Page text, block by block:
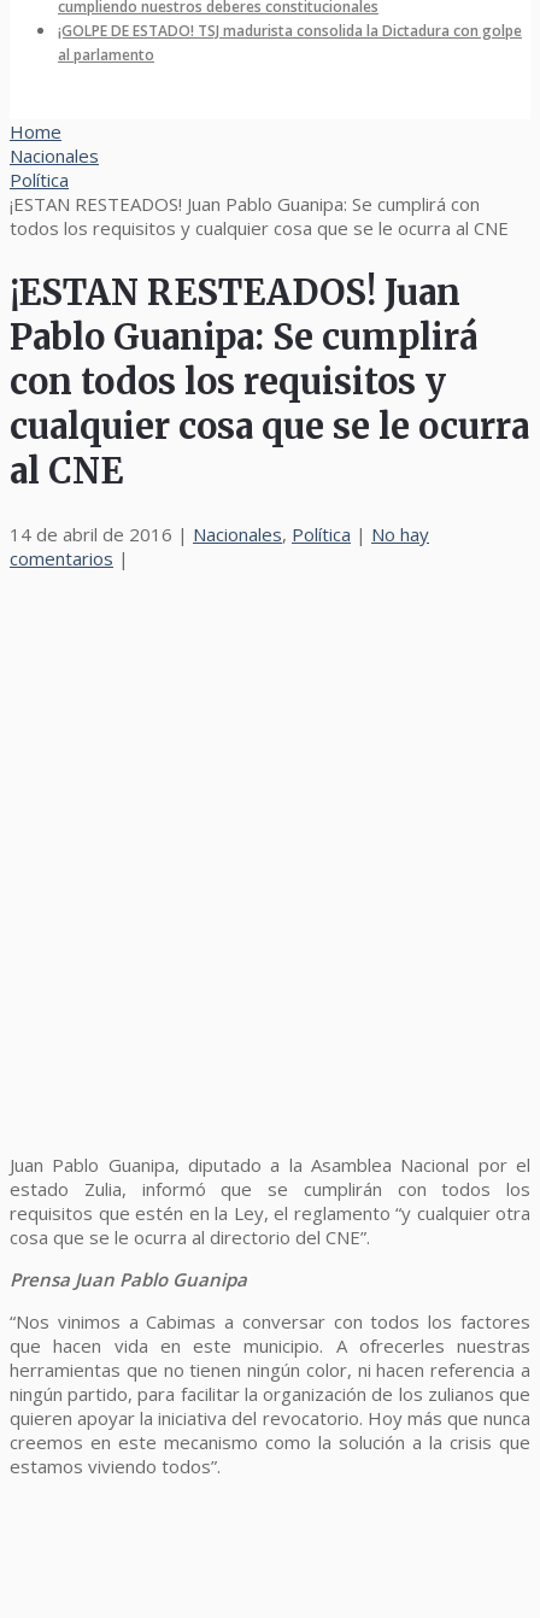
cumpliendo nuestros deberes constitucionales
¡GOLPE DE ESTADO! TSJ madurista consolida la Dictadura con golpe
al parlamento
Home
Nacionales
Política
¡ESTAN RESTEADOS! Juan Pablo Guanipa: Se cumplirá con
todos los requisitos y cualquier cosa que se le ocurra al CNE
¡ESTAN RESTEADOS! Juan
Pablo Guanipa: Se cumplirá
con todos los requisitos y
cualquier cosa que se le ocurra
al CNE
14 de abril de 2016 | Nacionales, Política | No hay
comentarios |
Juan Pablo Guanipa, diputado a la Asamblea Nacional por el
estado Zulia, informó que se cumplirán con todos los
requisitos que estén en la Ley, el reglamento “y cualquier otra
cosa que se le ocurra al directorio del CNE”.
Prensa Juan Pablo Guanipa
“Nos vinimos a Cabimas a conversar con todos los factores
que hacen vida en este municipio. A ofrecerles nuestras
herramientas que no tienen ningún color, ni hacen referencia a
ningún partido, para facilitar la organización de los zulianos que
quieren apoyar la iniciativa del revocatorio. Hoy más que nunca
creemos en este mecanismo como la solución a la crisis que
estamos viviendo todos”.